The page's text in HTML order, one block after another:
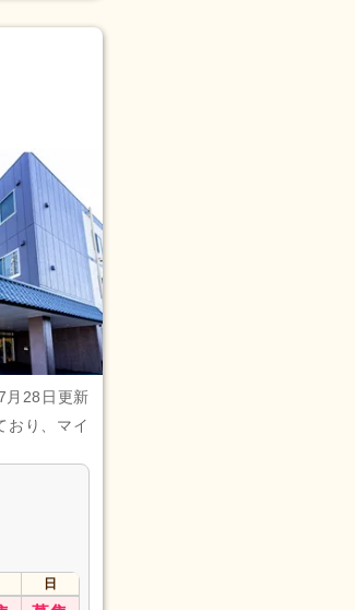
月28日更新
おり、マイ
日